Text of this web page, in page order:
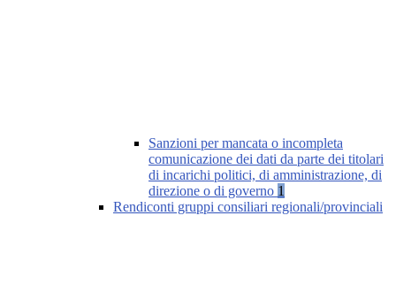
Sanzioni per mancata o incompleta
comunicazione dei dati da parte dei titolari
di incarichi politici, di amministrazione, di
direzione o di governo 1
Rendiconti gruppi consiliari regionali/provinciali